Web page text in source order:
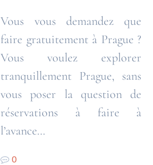
Vous vous demandez que
faire gratuitement à Prague ?
Vous voulez explorer
tranquillement Prague, sans
vous poser la question de
réservations à faire à
l’avance…
0